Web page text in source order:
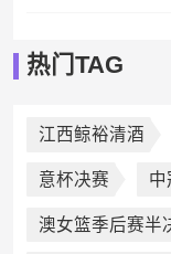
热门TAG
江西鲸裕清酒
意杯决赛 中
澳女篮季后赛半